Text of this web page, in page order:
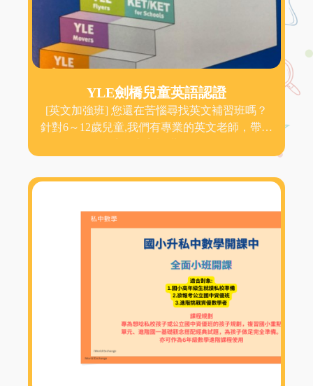
YLE劍橋兒童英語認證
[英文加強班] 您還在苦惱尋找英文補習班嗎？
針對6～12歲兒童,我們有專業的英文老師，帶領